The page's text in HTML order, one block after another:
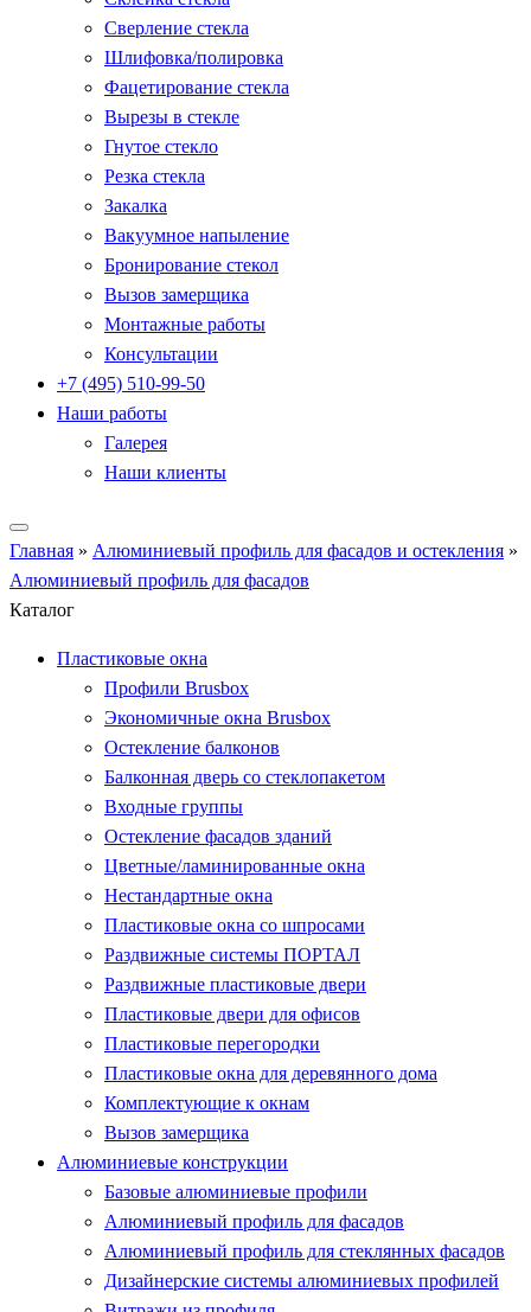
Сверление стекла
Шлифовка/полировка
Фацетирование стекла
Вырезы в стекле
Гнутое стекло
Резка стекла
Закалка
Вакуумное напыление
Бронирование стекол
Вызов замерщика
Монтажные работы
Консультации
+7 (495) 510-99-50
Наши работы
Галерея
Наши клиенты
Главная » Алюминиевый профиль для фасадов и остекления »
Алюминиевый профиль для фасадов
Каталог
Пластиковые окна
Профили Brusbox
Экономичные окна Brusbox
Остекление балконов
Балконная дверь со стеклопакетом
Входные группы
Остекление фасадов зданий
Цветные/ламинированные окна
Нестандартные окна
Пластиковые окна со шпросами
Раздвижные системы ПОРТАЛ
Раздвижные пластиковые двери
Пластиковые двери для офисов
Пластиковые перегородки
Пластиковые окна для деревянного дома
Комплектующие к окнам
Вызов замерщика
Алюминиевые конструкции
Базовые алюминиевые профили
Алюминиевый профиль для фасадов
Алюминиевый профиль для стеклянных фасадов
Дизайнерские системы алюминиевых профилей